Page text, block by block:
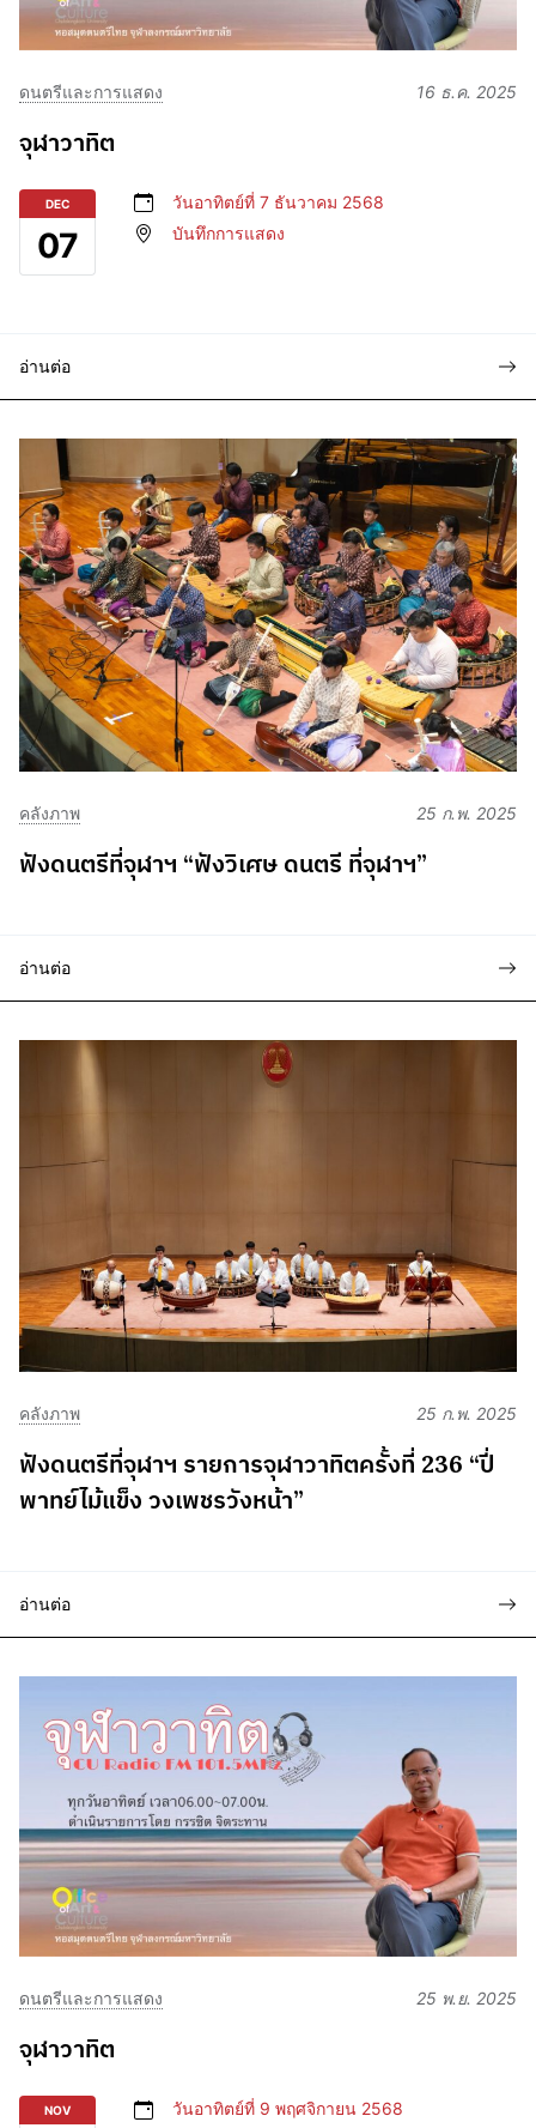
ดนตรีและการแสดง 16 ธ.ค. 2025
จุฬาวาทิต
DEC
07
วันอาทิตย์ที่ 7 ธันวาคม 2568
บันทึกการแสดง
อ่านต่อ
คลังภาพ 25 ก.พ. 2025
ฟังดนตรีที่จุฬาฯ “ฟังวิเศษ ดนตรี ที่จุฬาฯ”
อ่านต่อ
คลังภาพ 25 ก.พ. 2025
ฟังดนตรีที่จุฬาฯ รายการจุฬาวาทิตครั้งที่ 236 “ปี่
พาทย์ไม้แข็ง วงเพชรวังหน้า”
อ่านต่อ
ดนตรีและการแสดง 25 พ.ย. 2025
จุฬาวาทิต
NOV
วันอาทิตย์ที่ 9 พฤศจิกายน 2568